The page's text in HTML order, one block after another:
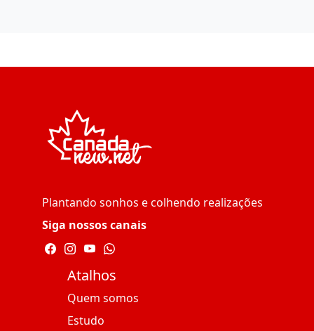
Plantando sonhos e colhendo realizações
Siga nossos canais
Atalhos
Quem somos
Estudo